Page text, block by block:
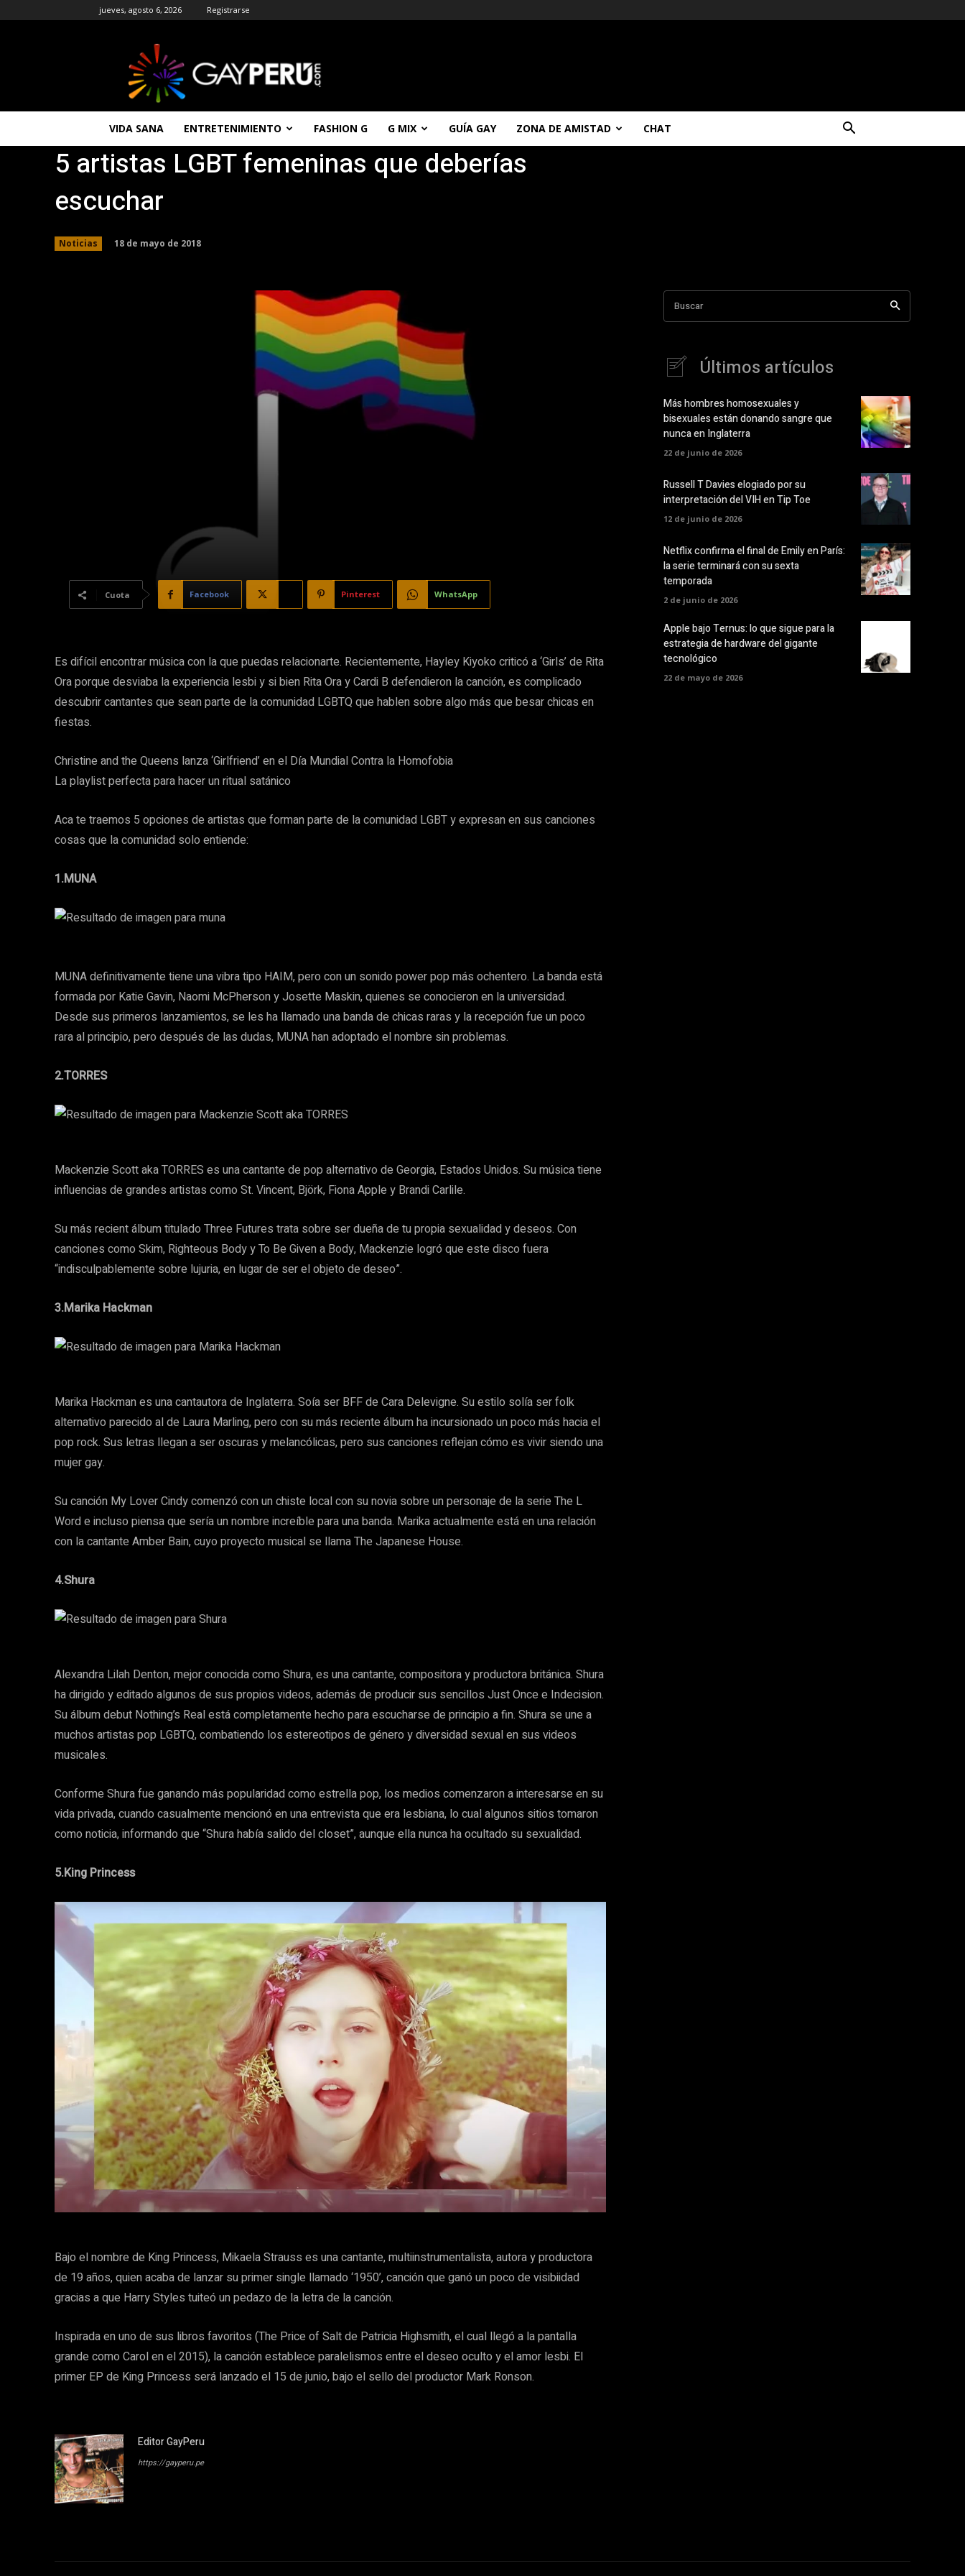
jueves, agosto 6, 2026 Registrarse
|
Entretenimiento
Noticias
|
VIDA SANA ENTRETENIMIENTO FASHION G G MIX GUÍA GAY ZONA DE AMISTAD CHAT
5 artistas LGBT femeninas que deberías
escuchar
Noticias 18 de mayo de 2018
Cuota Facebook Pinterest WhatsApp
Es difícil encontrar música con la que puedas relacionarte. Recientemente, Hayley Kiyoko criticó a ‘Girls’ de Rita
Ora porque desviaba la experiencia lesbi y si bien Rita Ora y Cardi B defendieron la canción, es complicado
descubrir cantantes que sean parte de la comunidad LGBTQ que hablen sobre algo más que besar chicas en
fiestas.
Christine and the Queens lanza ‘Girlfriend’ en el Día Mundial Contra la Homofobia
La playlist perfecta para hacer un ritual satánico
Aca te traemos 5 opciones de artistas que forman parte de la comunidad LGBT y expresan en sus canciones
cosas que la comunidad solo entiende:
1.MUNA
MUNA definitivamente tiene una vibra tipo HAIM, pero con un sonido power pop más ochentero. La banda está
formada por Katie Gavin, Naomi McPherson y Josette Maskin, quienes se conocieron en la universidad.
Desde sus primeros lanzamientos, se les ha llamado una banda de chicas raras y la recepción fue un poco
rara al principio, pero después de las dudas, MUNA han adoptado el nombre sin problemas.
2.TORRES
Mackenzie Scott aka TORRES es una cantante de pop alternativo de Georgia, Estados Unidos. Su música tiene
influencias de grandes artistas como St. Vincent, Björk, Fiona Apple y Brandi Carlile.
Su más recient álbum titulado Three Futures trata sobre ser dueña de tu propia sexualidad y deseos. Con
canciones como Skim, Righteous Body y To Be Given a Body, Mackenzie logró que este disco fuera
“indisculpablemente sobre lujuria, en lugar de ser el objeto de deseo”.
3.Marika Hackman
Marika Hackman es una cantautora de Inglaterra. Soía ser BFF de Cara Delevigne. Su estilo solía ser folk
alternativo parecido al de Laura Marling, pero con su más reciente álbum ha incursionado un poco más hacia el
pop rock. Sus letras llegan a ser oscuras y melancólicas, pero sus canciones reflejan cómo es vivir siendo una
mujer gay.
Su canción My Lover Cindy comenzó con un chiste local con su novia sobre un personaje de la serie The L
Word e incluso piensa que sería un nombre increíble para una banda. Marika actualmente está en una relación
con la cantante Amber Bain, cuyo proyecto musical se llama The Japanese House.
4.Shura
Alexandra Lilah Denton, mejor conocida como Shura, es una cantante, compositora y productora británica. Shura
ha dirigido y editado algunos de sus propios videos, además de producir sus sencillos Just Once e Indecision.
Su álbum debut Nothing’s Real está completamente hecho para escucharse de principio a fin. Shura se une a
muchos artistas pop LGBTQ, combatiendo los estereotipos de género y diversidad sexual en sus videos
musicales.
Conforme Shura fue ganando más popularidad como estrella pop, los medios comenzaron a interesarse en su
vida privada, cuando casualmente mencionó en una entrevista que era lesbiana, lo cual algunos sitios tomaron
como noticia, informando que “Shura había salido del closet”, aunque ella nunca ha ocultado su sexualidad.
5.King Princess
Bajo el nombre de King Princess, Mikaela Strauss es una cantante, multiinstrumentalista, autora y productora
de 19 años, quien acaba de lanzar su primer single llamado ‘1950’, canción que ganó un poco de visibiidad
gracias a que Harry Styles tuiteó un pedazo de la letra de la canción.
Inspirada en uno de sus libros favoritos (The Price of Salt de Patricia Highsmith, el cual llegó a la pantalla
grande como Carol en el 2015), la canción establece paralelismos entre el deseo oculto y el amor lesbi. El
primer EP de King Princess será lanzado el 15 de junio, bajo el sello del productor Mark Ronson.
Editor GayPeru
https://gayperu.pe
Buscar
Últimos artículos
Más hombres homosexuales y
bisexuales están donando sangre que
nunca en Inglaterra
22 de junio de 2026
Russell T Davies elogiado por su
interpretación del VIH en Tip Toe
12 de junio de 2026
Netflix confirma el final de Emily en París:
la serie terminará con su sexta
temporada
2 de junio de 2026
Apple bajo Ternus: lo que sigue para la
estrategia de hardware del gigante
tecnológico
22 de mayo de 2026